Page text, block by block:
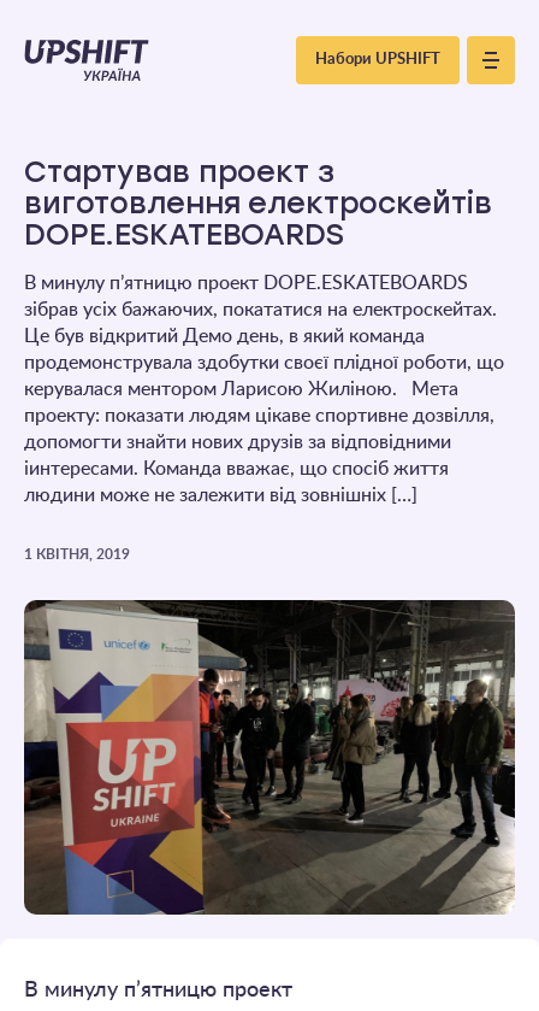
Upshift
Україна
Набори UPSHIFT
Стартував проект з
виготовлення електроскейтів
DOPE.ESKATEBOARDS
В минулу п’ятницю проект DOPE.ESKATEBOARDS
зібрав усіх бажаючих, покататися на електроскейтах.
Це був відкритий Демо день, в який команда
продемонструвала здобутки своєї плідної роботи, що
керувалася ментором Ларисою Жиліною. Мета
проекту: показати людям цікаве спортивне дозвілля,
допомогти знайти нових друзів за відповідними
іинтересами. Команда вважає, що спосіб життя
людини може не залежити від зовнішніх […]
1 КВІТНЯ, 2019
В минулу п’ятницю проект